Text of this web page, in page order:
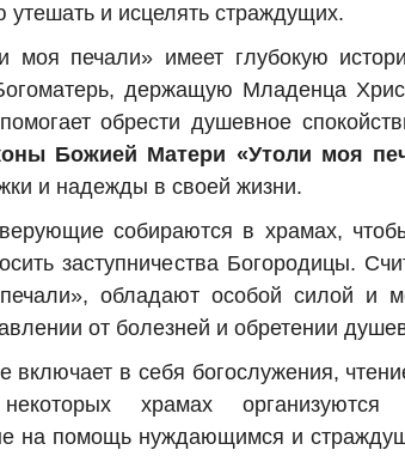
утешать и исцелять страждущих.
моя печали» имеет глубокую
держащую Младенца
обрести душевное
Божией Матери «Утоли моя
и надежды в своей жизни.
собираются в храмах,
заступничества Богородицы.
обладают особой силой и
от болезней и обретении
включает в себя богослужения,
храмах организуются
на помощь нуждающимся и